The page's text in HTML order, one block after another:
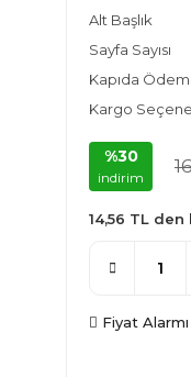
Alt Başlık
Sayfa Sayısı
Kapıda
Kargo
%30
indirim
14,56 TL
Fiyat Alarmı